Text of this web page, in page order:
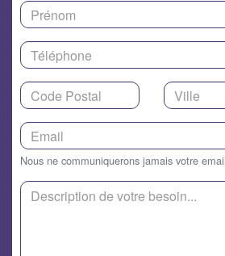
Nous ne communiquerons jamais votre